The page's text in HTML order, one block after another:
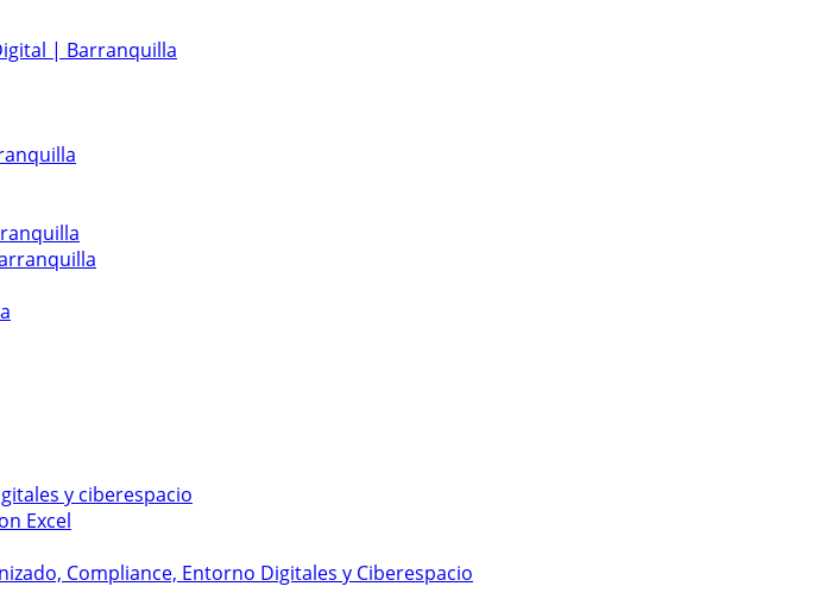
| Barranquilla
y ciberespacio
Excel
Compliance, Entorno Digitales y Ciberespacio